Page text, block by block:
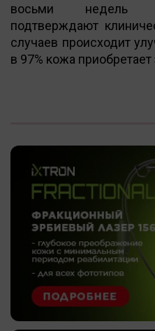
восьми недель
подтверждают
случаев происходит
в 97% кожа